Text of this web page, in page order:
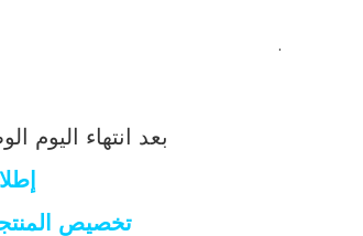
.
بعد انتهاء
تخصيص